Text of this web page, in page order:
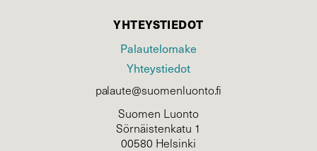
YHTEYSTIEDOT
Palautelomake
Yhteystiedot
palaute@suomenluonto.fi
Suomen Luonto
Sörnäistenkatu 1
00580 Helsinki